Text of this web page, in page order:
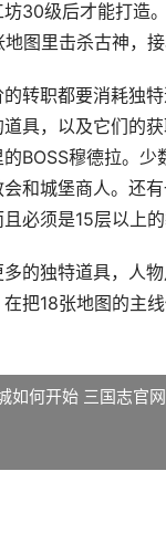
30级后才能打造
图里击杀古神，
转职都要消耗独
具，以及它们的
BOSS穆德拉。
和城堡商人。还
必须是15层以上
多的独特道具，人
把18张地图的主
如何开始 三国志官